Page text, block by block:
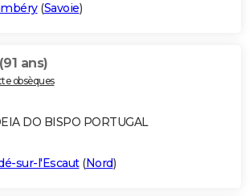
(Savoie)
(91 ans)
obsèques
DO BISPO PORTUGAL
sur-l'Escaut(Nord)